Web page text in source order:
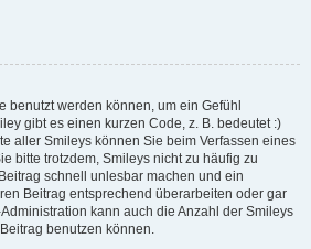
benutzt werden können, um ein Gefühl
gibt es einen kurzen Code, z. B. bedeutet :)
aller Smileys können Sie beim Verfassen eines
bitte trotzdem, Smileys nicht zu häufig zu
schnell unlesbar machen und ein
Beitrag entsprechend überarbeiten oder gar
kann auch die Anzahl der Smileys
benutzen können.